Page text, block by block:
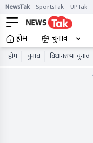
NewsTak SportsTak UPTak
होम चुनाव
होम चुनाव विधानसभा चुनाव